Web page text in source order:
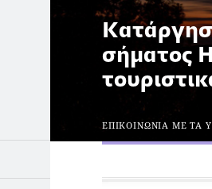
σήματος
ΕΠΙΚΟΙΝΩΝΙΑ ΜΕ ΤΑ